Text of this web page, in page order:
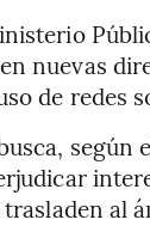
nuevas
de redes
según
al